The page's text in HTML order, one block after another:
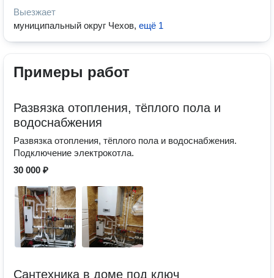
Выезжает
муниципальный округ Чехов, ещё 1
Примеры работ
Развязка отопления, тёплого пола и
водоснабжения
Развязка отопления, тёплого пола и водоснабжения.
Подключение электрокотла.
30 000 ₽
Сантехника в доме под ключ